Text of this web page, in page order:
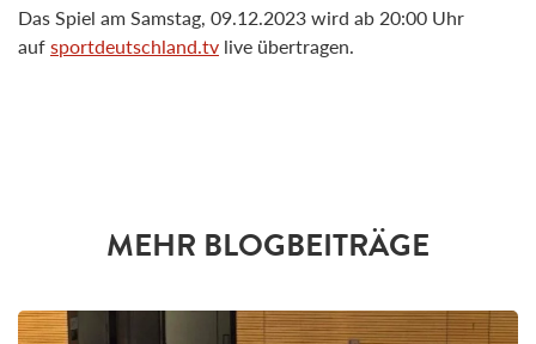
Das Spiel am Samstag, 09.12.2023 wird ab 20:00 Uhr
aufsportdeutschland.tv live übertragen.
MEHR BLOGBEITRÄGE